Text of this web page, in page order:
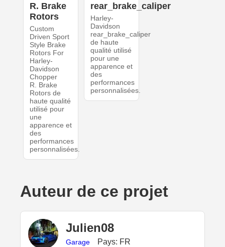
R. Brake
Rotors
Custom
Driven Sport
Style Brake
Rotors For
Harley-
Davidson
Chopper
R. Brake
Rotors de
haute qualité
utilisé pour
une
apparence et
des
performances
personnalisées.
rear_brake_caliper
Harley-
Davidson
rear_brake_caliper
de haute
qualité utilisé
pour une
apparence et
des
performances
personnalisées.
Auteur de ce projet
Julien08
Garage Pays: FR